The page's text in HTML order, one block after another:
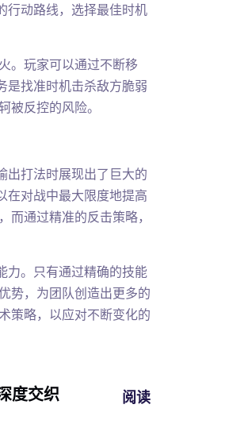
行动路线，选择最佳时机
。玩家可以通过不断移
是找准时机击杀敌方脆弱
反控的风险。
出打法时展现出了巨大的
在对战中最大限度地提高
通过精准的反击策略，
力。只有通过精确的技能
势，为团队创造出更多的
策略，以应对不断变化的
度交织 阅读